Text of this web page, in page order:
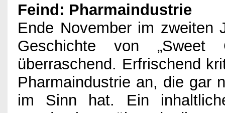
Feind: Pharmaindustrie
Ende November im zweiten
Geschichte von
überraschend. Erfrischend
Pharmaindustrie an, die gar
im Sinn hat. Ein